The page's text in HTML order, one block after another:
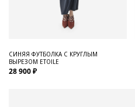
СИНЯЯ ФУТБОЛКА С КРУГЛЫМ
ВЫРЕЗОМ ETOILE
28 900 ₽